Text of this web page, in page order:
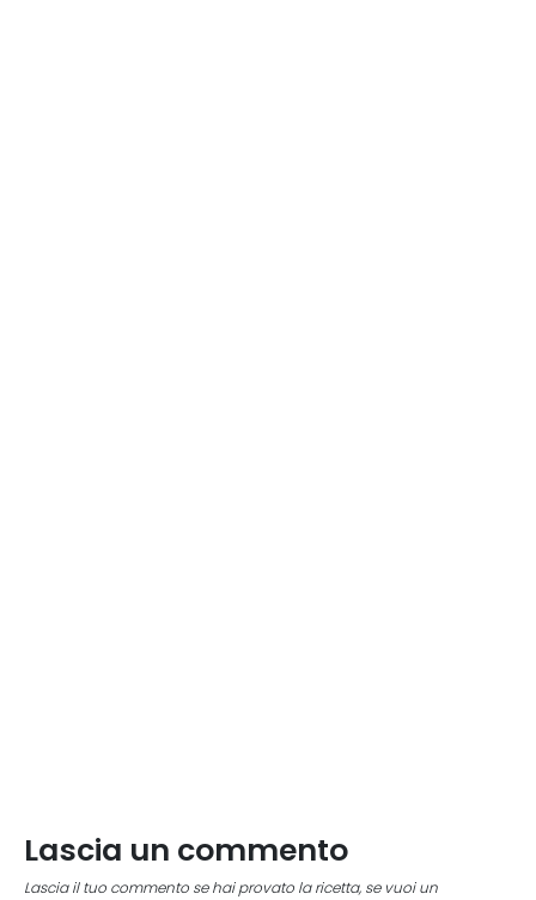
Lascia un commento
Lascia il tuo commento se hai provato la ricetta, se vuoi un